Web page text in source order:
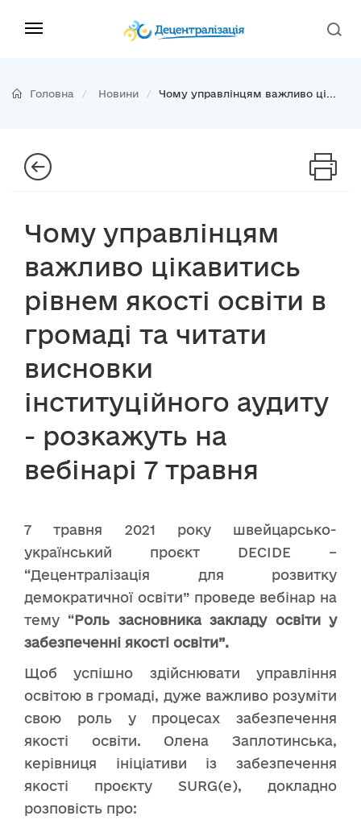
Головна Новини Чому управлінцям важливо ці...
Чому управлінцям
важливо цікавитись
рівнем якості освіти в
громаді та читати
висновки
інституційного аудиту
- розкажуть на
вебінарі 7 травня
7 травня 2021 року швейцарсько-
український проєкт DECIDE –
“Децентралізація для розвитку
демократичної освіти” проведе вебінар на
тему “Роль засновника закладу освіти у
забезпеченні якості освіти”.
Щоб успішно здійснювати управління
освітою в громаді, дуже важливо розуміти
свою роль у процесах забезпечення
якості освіти. Олена Заплотинська,
керівниця ініціативи із забезпечення
якості проєкту SURG(e), докладно
розповість про: